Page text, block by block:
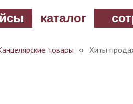
каталог
товары ○ Хиты